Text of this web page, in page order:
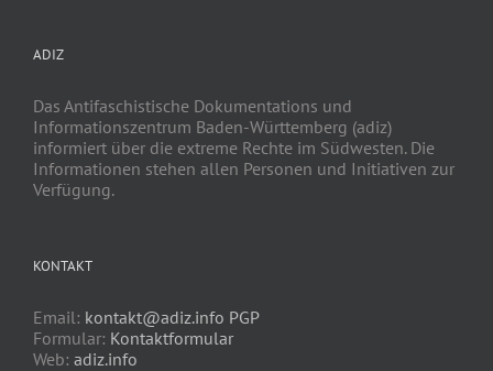
ADIZ
Das Antifaschistische Dokumentations und
Informationszentrum Baden-Württemberg (adiz)
informiert über die extreme Rechte im Südwesten. Die
Informationen stehen allen Personen und Initiativen zur
Verfügung.
KONTAKT
Email: kontakt@adiz.info PGP
Formular: Kontaktformular
Web: adiz.info